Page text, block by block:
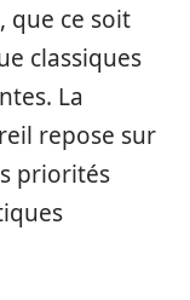
que ce soit
classiques
La
repose sur
priorités